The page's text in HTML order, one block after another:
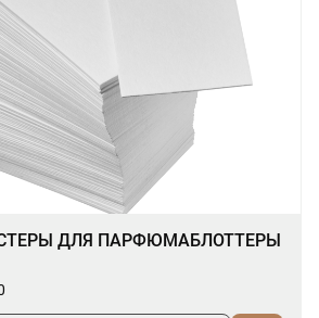
ДЛЯ ПАРФЮМАБЛОТТЕРЫ